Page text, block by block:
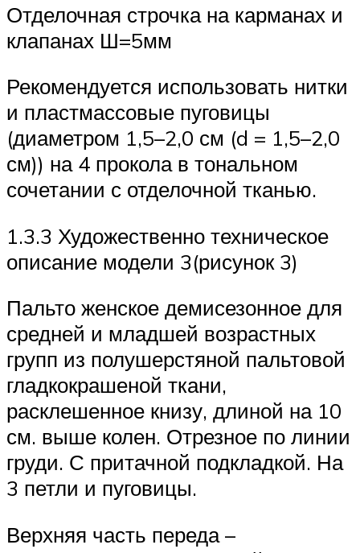
Отделочная строчка на карманах и
клапанах Ш=5мм
Рекомендуется использовать нитки
и пластмассовые пуговицы
(диаметром 1,5–2,0 см (d = 1,5–2,0
см)) на 4 прокола в тональном
сочетании с отделочной тканью.
1.3.3 Художественно техническое
описание модели 3(рисунок 3)
Пальто женское демисезонное для
средней и младшей возрастных
групп из полушерстяной пальтовой
гладкокрашеной ткани,
расклешенное книзу, длиной на 10
см. выше колен. Отрезное по линии
груди. С притачной подкладкой. На
3 петли и пуговицы.
Верхняя часть переда –